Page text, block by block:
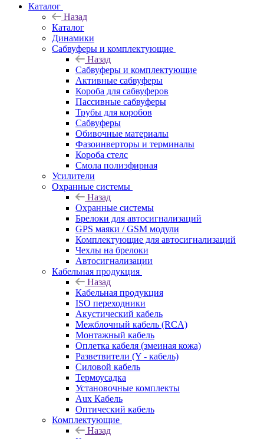
Каталог
Назад
Каталог
Динамики
Сабвуферы и комплектующие
Назад
Сабвуферы и комплектующие
Активные сабвуферы
Короба для сабвуферов
Пассивные сабвуферы
Трубы для коробов
Сабвуферы
Обивочные материалы
Фазоинверторы и терминалы
Короба стелс
Смола полиэфирная
Усилители
Охранные системы
Назад
Охранные системы
Брелоки для автосигнализаций
GPS маяки / GSM модули
Комплектующие для автосигнализаций
Чехлы на брелоки
Автосигнализации
Кабельная продукция
Назад
Кабельная продукция
ISO переходники
Акустический кабель
Межблочный кабель (RCA)
Монтажный кабель
Оплетка кабеля (змеиная кожа)
Разветвители (Y - кабель)
Силовой кабель
Термоусадка
Установочные комплекты
Aux Кабель
Оптический кабель
Комплектующие
Назад